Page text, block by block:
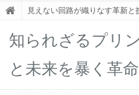
見えない回路が織りなす革新
知られざるプリ
と未来を暴く革